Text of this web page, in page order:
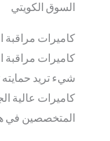
السوق الكويتي
كاميرات مراقبة
كاميرات مراقبة
شيء تريد
كاميرات عالية
المتخصصين في